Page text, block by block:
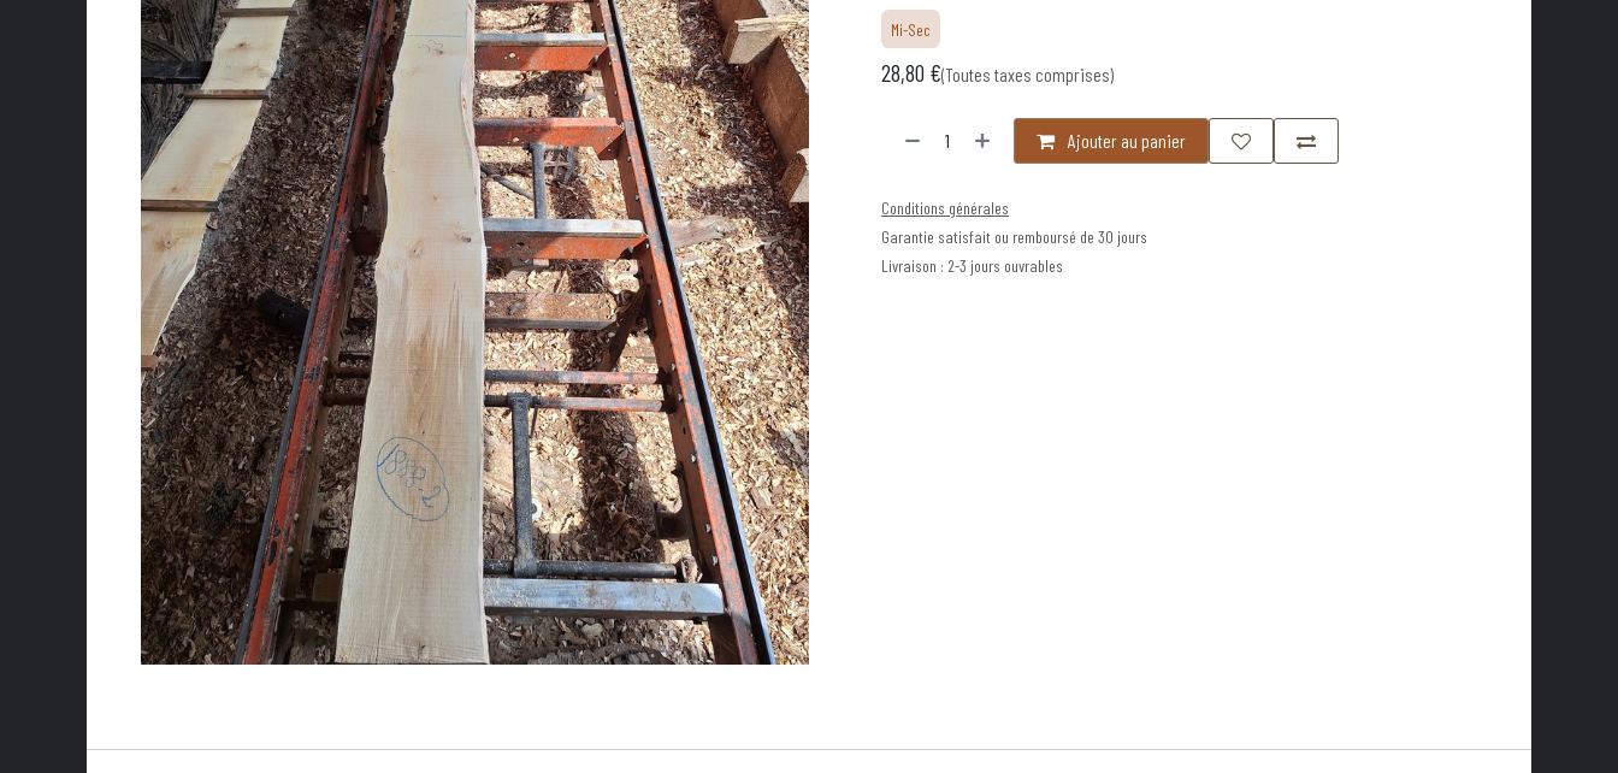
Mi-Sec
28,80 €(Toutes taxes comprises)
Ajouter au panier
Conditions générales
Garantie satisfait ou remboursé de 30 jours
Livraison : 2-3 jours ouvrables